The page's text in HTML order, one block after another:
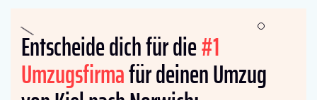
Entscheide dich für die#1
Umzugsfirmafür deinen Umzug